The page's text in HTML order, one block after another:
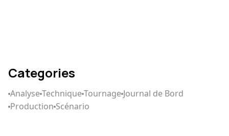
Categories
AnalyseTechniqueTournage Journal de Bord
Production Scénario